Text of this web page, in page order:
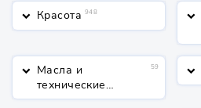
keyboard_arrow_down Красота 948 keyboard_arrow_down
keyboard_arrow_down Масла и
технические
жидкости
59 keyboard_arrow_down